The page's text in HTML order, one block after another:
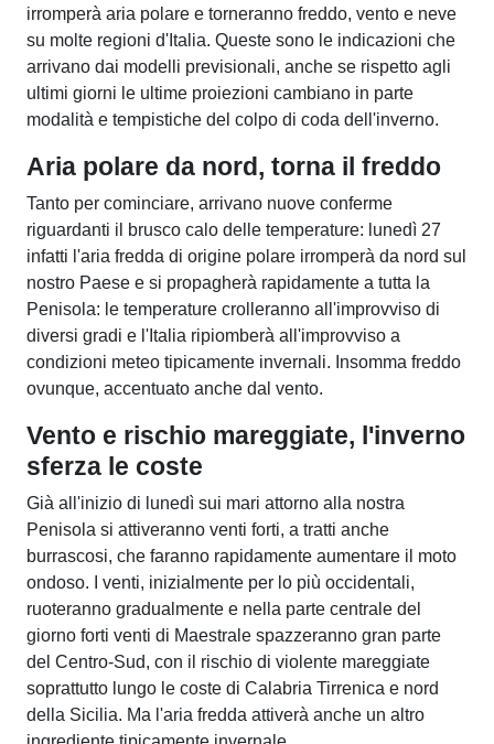
irromperà aria polare e torneranno freddo, vento e neve
su molte regioni d'Italia. Queste sono le indicazioni che
arrivano dai modelli previsionali, anche se rispetto agli
ultimi giorni le ultime proiezioni cambiano in parte
modalità e tempistiche del colpo di coda dell'inverno.
Aria polare da nord, torna il freddo
Tanto per cominciare, arrivano nuove conferme
riguardanti il brusco calo delle temperature: lunedì 27
infatti l'aria fredda di origine polare irromperà da nord sul
nostro Paese e si propagherà rapidamente a tutta la
Penisola: le temperature crolleranno all'improvviso di
diversi gradi e l'Italia ripiomberà all'improvviso a
condizioni meteo tipicamente invernali. Insomma freddo
ovunque, accentuato anche dal vento.
Vento e rischio mareggiate, l'inverno
sferza le coste
Già all'inizio di lunedì sui mari attorno alla nostra
Penisola si attiveranno venti forti, a tratti anche
burrascosi, che faranno rapidamente aumentare il moto
ondoso. I venti, inizialmente per lo più occidentali,
ruoteranno gradualmente e nella parte centrale del
giorno forti venti di Maestrale spazzeranno gran parte
del Centro-Sud, con il rischio di violente mareggiate
soprattutto lungo le coste di Calabria Tirrenica e nord
della Sicilia. Ma l'aria fredda attiverà anche un altro